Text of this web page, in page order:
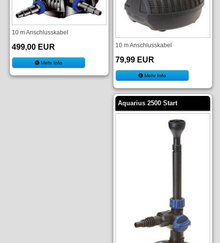
10 m Anschlusskabel
499,00 EUR
Mehr Info
10 m Anschlusskabel
79,99 EUR
Mehr Info
Aquarius 2500 Start